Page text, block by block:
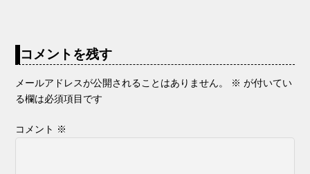
コメントを残す
メールアドレスが公開されることはありません。 ※ が付いてい
る欄は必須項目です
コメント ※